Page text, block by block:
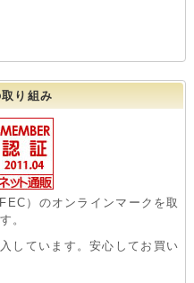
り組み
）のオンラインマークを取
。
しています。安心してお買い